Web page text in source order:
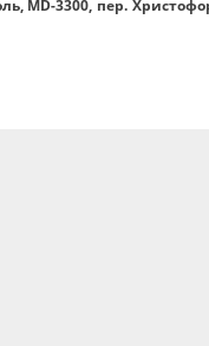
MD-3300, пер.